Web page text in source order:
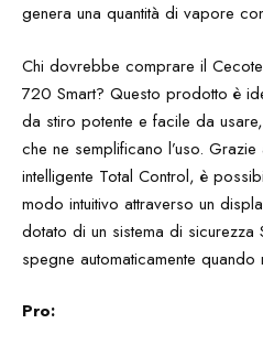
genera una quantità di vapore
Chi dovrebbe comprare il
720 Smart? Questo prodotto è
da stiro potente e facile da
che ne semplificano l’uso.
intelligente Total Control, è
modo intuitivo attraverso un
dotato di un sistema di sicurezza
spegne automaticamente quando
Pro: